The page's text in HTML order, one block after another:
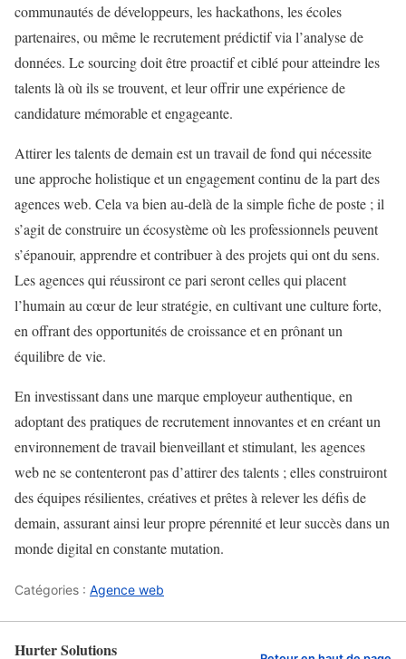
communautés de développeurs, les hackathons, les écoles
partenaires, ou même le recrutement prédictif via l’analyse de
données. Le sourcing doit être proactif et ciblé pour atteindre les
talents là où ils se trouvent, et leur offrir une expérience de
candidature mémorable et engageante.
Attirer les talents de demain est un travail de fond qui nécessite
une approche holistique et un engagement continu de la part des
agences web. Cela va bien au-delà de la simple fiche de poste ; il
s’agit de construire un écosystème où les professionnels peuvent
s’épanouir, apprendre et contribuer à des projets qui ont du sens.
Les agences qui réussiront ce pari seront celles qui placent
l’humain au cœur de leur stratégie, en cultivant une culture forte,
en offrant des opportunités de croissance et en prônant un
équilibre de vie.
En investissant dans une marque employeur authentique, en
adoptant des pratiques de recrutement innovantes et en créant un
environnement de travail bienveillant et stimulant, les agences
web ne se contenteront pas d’attirer des talents ; elles construiront
des équipes résilientes, créatives et prêtes à relever les défis de
demain, assurant ainsi leur propre pérennité et leur succès dans un
monde digital en constante mutation.
Catégories : Agence web
Hurter Solutions